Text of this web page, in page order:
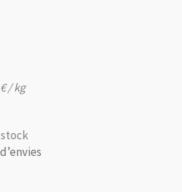
€/ kg
stock